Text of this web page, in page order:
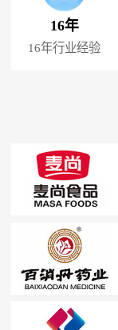
16年
16年行业经验